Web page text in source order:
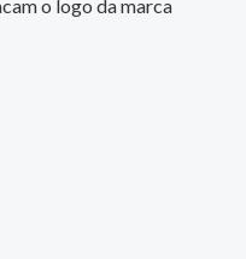
o logo da marca